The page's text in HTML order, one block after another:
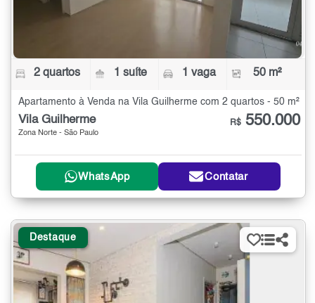
2 quartos 1 suíte 1 vaga 50 m²
Apartamento à Venda na Vila Guilherme com 2 quartos - 50 m²
Vila Guilherme
Zona Norte - São Paulo
R$ 550.000
WhatsApp Contatar
Destaque